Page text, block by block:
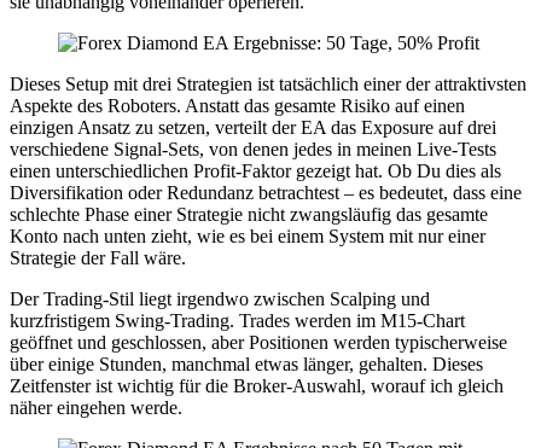
Dieses Setup mit drei Strategien ist tatsächlich einer der attraktivsten
Aspekte des Roboters. Anstatt das gesamte Risiko auf einen
einzigen Ansatz zu setzen, verteilt der EA das Exposure auf drei
verschiedene Signal-Sets, von denen jedes in meinen Live-Tests
einen unterschiedlichen Profit-Faktor gezeigt hat. Ob Du dies als
Diversifikation oder Redundanz betrachtest – es bedeutet, dass eine
schlechte Phase einer Strategie nicht zwangsläufig das gesamte
Konto nach unten zieht, wie es bei einem System mit nur einer
Strategie der Fall wäre.
Der Trading-Stil liegt irgendwo zwischen Scalping und
kurzfristigem Swing-Trading. Trades werden im M15-Chart
geöffnet und geschlossen, aber Positionen werden typischerweise
über einige Stunden, manchmal etwas länger, gehalten. Dieses
Zeitfenster ist wichtig für die Broker-Auswahl, worauf ich gleich
näher eingehen werde.